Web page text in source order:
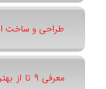
طراحی و ساخت
معرفی 9